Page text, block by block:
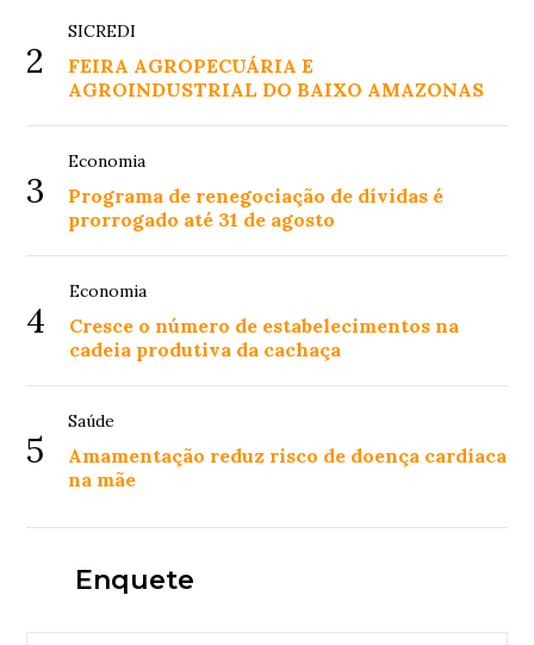
2
SICREDI
FEIRA AGROPECUÁRIA E
AGROINDUSTRIAL DO BAIXO AMAZONAS
3
Economia
Programa de renegociação de dívidas é
prorrogado até 31 de agosto
4
Economia
Cresce o número de estabelecimentos na
cadeia produtiva da cachaça
5
Saúde
Amamentação reduz risco de doença cardíaca
na mãe
Enquete